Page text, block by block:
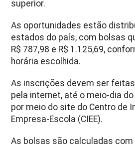
superior.
As oportunidades estão
estados do país, com bolsas
R$ 787,98 e R$ 1.125,69,
horária escolhida.
As inscrições devem ser
pela internet, até o meio-dia do
por meio do site do Centro de
Empresa-Escola (CIEE).
As bolsas são calculadas com